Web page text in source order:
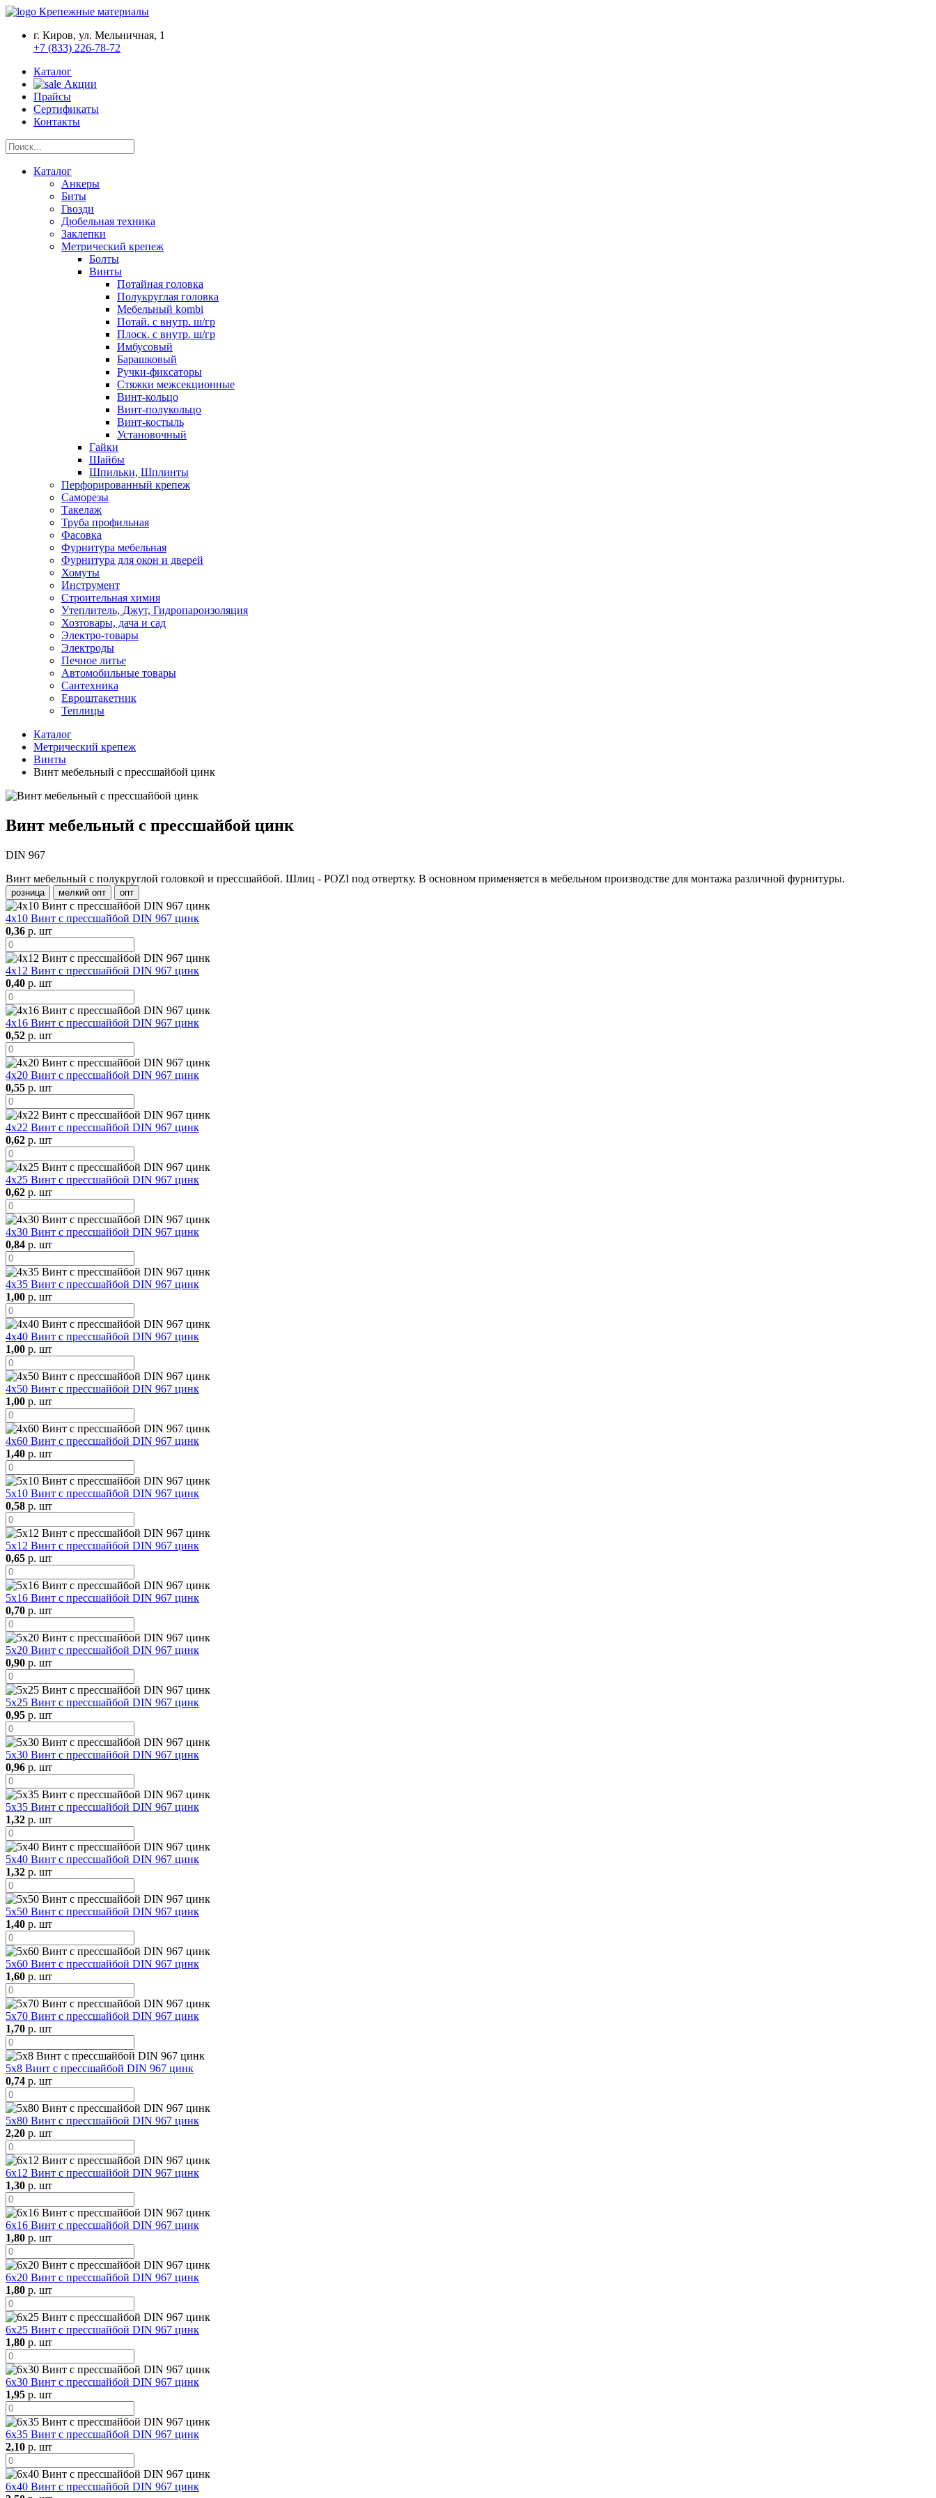
Крепежные материалы
г. Киров, ул. Мельничная, 1
+7 (833) 226-78-72
Каталог
Акции
Прайсы
Сертификаты
Контакты
Каталог
Анкеры
Биты
Гвозди
Дюбельная техника
Заклепки
Метрический крепеж
Болты
Винты
Потайная головка
Полукруглая головка
Мебельный kombi
Потай. с внутр. ш/гр
Плоск. с внутр. ш/гр
Имбусовый
Барашковый
Ручки-фиксаторы
Стяжки межсекционные
Винт-кольцо
Винт-полукольцо
Винт-костыль
Установочный
Гайки
Шайбы
Шпильки, Шплинты
Перфорированный крепеж
Саморезы
Такелаж
Труба профильная
Фасовка
Фурнитура мебельная
Фурнитура для окон и дверей
Хомуты
Инструмент
Строительная химия
Утеплитель, Джут, Гидропароизоляция
Хозтовары, дача и сад
Электро-товары
Электроды
Печное литье
Автомобильные товары
Сантехника
Евроштакетник
Теплицы
Каталог
Метрический крепеж
Винты
Винт мебельный с прессшайбой цинк
Винт мебельный с прессшайбой цинк
DIN 967
Винт мебельный с полукруглой головкой и прессшайбой. Шлиц - POZI под отвертку. В основном применяется в мебельном производстве для монтажа различной фурнитуры.
розница мелкий опт опт
4х10 Винт с прессшайбой DIN 967 цинк
0,36 р. шт
4х12 Винт с прессшайбой DIN 967 цинк
0,40 р. шт
4х16 Винт с прессшайбой DIN 967 цинк
0,52 р. шт
4х20 Винт с прессшайбой DIN 967 цинк
0,55 р. шт
4х22 Винт с прессшайбой DIN 967 цинк
0,62 р. шт
4х25 Винт с прессшайбой DIN 967 цинк
0,62 р. шт
4х30 Винт с прессшайбой DIN 967 цинк
0,84 р. шт
4х35 Винт с прессшайбой DIN 967 цинк
1,00 р. шт
4х40 Винт с прессшайбой DIN 967 цинк
1,00 р. шт
4х50 Винт с прессшайбой DIN 967 цинк
1,00 р. шт
4х60 Винт с прессшайбой DIN 967 цинк
1,40 р. шт
5х10 Винт с прессшайбой DIN 967 цинк
0,58 р. шт
5х12 Винт с прессшайбой DIN 967 цинк
0,65 р. шт
5х16 Винт с прессшайбой DIN 967 цинк
0,70 р. шт
5х20 Винт с прессшайбой DIN 967 цинк
0,90 р. шт
5х25 Винт с прессшайбой DIN 967 цинк
0,95 р. шт
5х30 Винт с прессшайбой DIN 967 цинк
0,96 р. шт
5х35 Винт с прессшайбой DIN 967 цинк
1,32 р. шт
5х40 Винт с прессшайбой DIN 967 цинк
1,32 р. шт
5х50 Винт с прессшайбой DIN 967 цинк
1,40 р. шт
5х60 Винт с прессшайбой DIN 967 цинк
1,60 р. шт
5х70 Винт с прессшайбой DIN 967 цинк
1,70 р. шт
5х8 Винт с прессшайбой DIN 967 цинк
0,74 р. шт
5х80 Винт с прессшайбой DIN 967 цинк
2,20 р. шт
6х12 Винт с прессшайбой DIN 967 цинк
1,30 р. шт
6х16 Винт с прессшайбой DIN 967 цинк
1,80 р. шт
6х20 Винт с прессшайбой DIN 967 цинк
1,80 р. шт
6х25 Винт с прессшайбой DIN 967 цинк
1,80 р. шт
6х30 Винт с прессшайбой DIN 967 цинк
1,95 р. шт
6х35 Винт с прессшайбой DIN 967 цинк
2,10 р. шт
6х40 Винт с прессшайбой DIN 967 цинк